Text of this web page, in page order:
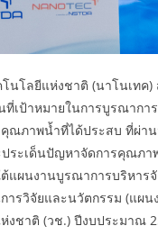
โลยีแห่งชาติ (นาโนเทค
เป้าหมายในการบูรณาก
ภาพน้ำที่ได้ประสบ ที่ผ่า
ระเด็นปัญหาจัดการคุณภา
นงานบูรณาการบริหารจั
รวิจัยและนวัตกรรม (แผ
งชาติ (วช.) ปีงบประมาณ